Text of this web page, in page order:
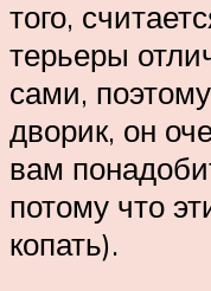
того,
терьеры
сами,
дворик, он
вам
потому что
копать).